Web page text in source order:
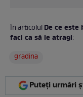
În articolulDe ce
faci ca să le atragi:
gradina
Puteți urmări